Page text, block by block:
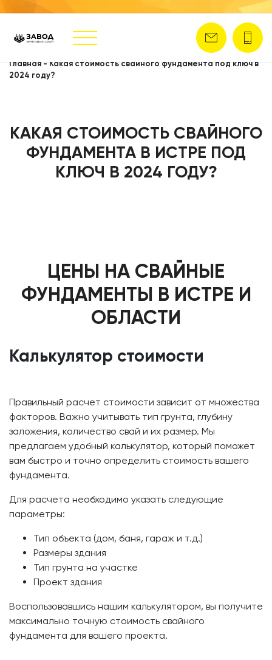
Главная - Какая стоимость свайного фундамента под ключ в
2024 году?
КАКАЯ СТОИМОСТЬ СВАЙНОГО
ФУНДАМЕНТА В ИСТРЕ ПОД
КЛЮЧ В 2024 ГОДУ?
ЦЕНЫ НА СВАЙНЫЕ
ФУНДАМЕНТЫ В ИСТРЕ И
ОБЛАСТИ
Калькулятор стоимости
Правильный расчет стоимости зависит от множества
факторов. Важно учитывать тип грунта, глубину
заложения, количество свай и их размер. Мы
предлагаем удобный калькулятор, который поможет
вам быстро и точно определить стоимость вашего
фундамента.
Для расчета необходимо указать следующие
параметры:
Тип объекта (дом, баня, гараж и т.д.)
Размеры здания
Тип грунта на участке
Проект здания
Воспользовавшись нашим калькулятором, вы получите
максимально точную стоимость свайного
фундамента для вашего проекта.